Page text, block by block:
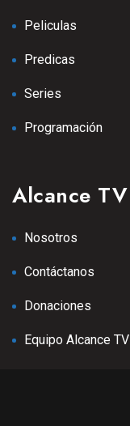
Peliculas
Predicas
Series
Programación
Alcance TV
Nosotros
Contáctanos
Donaciones
Equipo Alcance TV